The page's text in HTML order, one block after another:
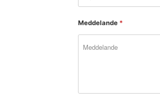
Meddelande *